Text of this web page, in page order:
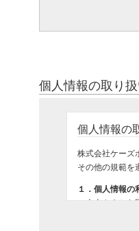
個人情報の取り
個人情報の
株式会社ケーズ
その他の規範を
１．個人情報の
ご本人さまから
ご購入